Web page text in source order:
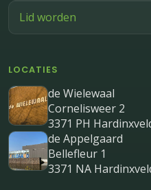
Lid worden
LOCATIES
de Wielewaal
Cornelisweer 2
3371 PH
de Appelgaard
Bellefleur 1
3371 NA